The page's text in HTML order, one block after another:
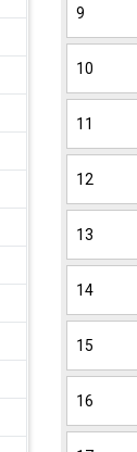
9
10
11
12
13
14
15
16